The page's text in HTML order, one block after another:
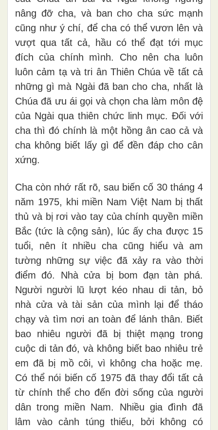
nâng đỡ cha, và ban cho cha sức mạnh
cũng như ý chí, để cha có thể vươn lên và
vượt qua tất cả, hầu có thể đạt tới mục
đích của chính mình. Cho nên cha luôn
luôn cảm tạ và tri ân Thiên Chúa về tất cả
những gì mà Ngài đã ban cho cha, nhất là
Chúa đã ưu ái gọi và chọn cha làm môn đệ
của Ngài qua thiên chức linh mục. Đối với
cha thì đó chính là một hồng ân cao cả và
cha không biết lấy gì để đền đáp cho cân
xứng.
Cha còn nhớ rất rõ, sau biến cố 30 tháng 4
năm 1975, khi miền Nam Việt Nam bị thất
thủ và bị rơi vào tay của chính quyền miền
Bắc (tức là cộng sản), lúc ấy cha được 15
tuổi, nên ít nhiều cha cũng hiểu và am
tường những sự việc đã xảy ra vào thời
điểm đó. Nhà cửa bị bom đạn tàn phá.
Người người lũ lượt kéo nhau di tản, bỏ
nhà cửa và tài sản của mình lại để tháo
chạy và tìm nơi an toàn để lánh thân. Biết
bao nhiêu người đã bị thiệt mạng trong
cuộc di tản đó, và không biết bao nhiêu trẻ
em đã bị mồ côi, vì không cha hoặc mẹ.
Có thể nói biến cố 1975 đã thay đổi tất cả
từ chính thể cho đến đời sống của người
dân trong miền Nam. Nhiều gia đình đã
lâm vào cảnh túng thiếu, bởi không có